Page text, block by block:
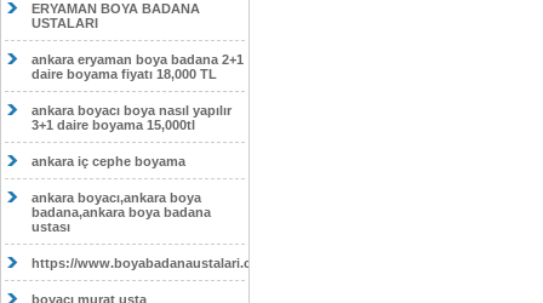
ERYAMAN BOYA BADANA
USTALARI
ankara eryaman boya badana 2+1
daire boyama fiyatı 18,000 TL
ankara boyacı boya nasıl yapılır
3+1 daire boyama 15,000tl
ankara iç cephe boyama
ankara boyacı,ankara boya
badana,ankara boya badana
ustası
https://www.boyabadanaustalari.com/
boyacı murat usta